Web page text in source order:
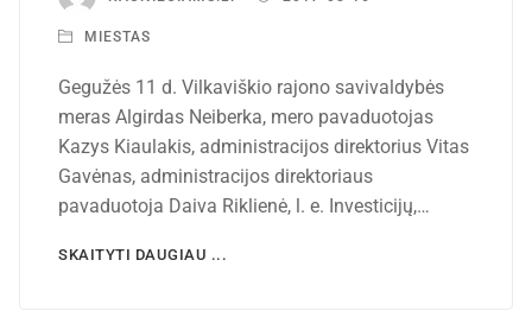
MIESTAS
Gegužės 11 d. Vilkaviškio rajono savivaldybės
meras Algirdas Neiberka, mero pavaduotojas
Kazys Kiaulakis, administracijos direktorius Vitas
Gavėnas, administracijos direktoriaus
pavaduotoja Daiva Riklienė, l. e. Investicijų,…
SKAITYTI DAUGIAU ...